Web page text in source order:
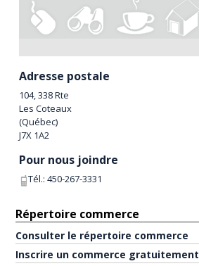
Adresse postale
104, 338 Rte
Les Coteaux
(Québec)
J7X 1A2
Pour nous joindre
Tél.:450-267-3331
Répertoire commerce
Consulter le répertoire commerce
Inscrire un commerce gratuitement